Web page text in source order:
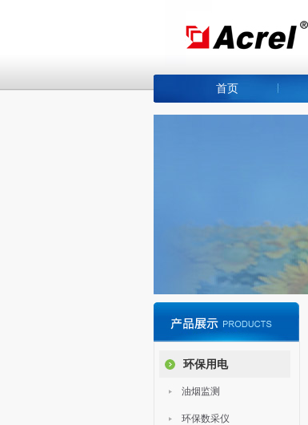
首页
环保用电
油烟监测
环保数采仪